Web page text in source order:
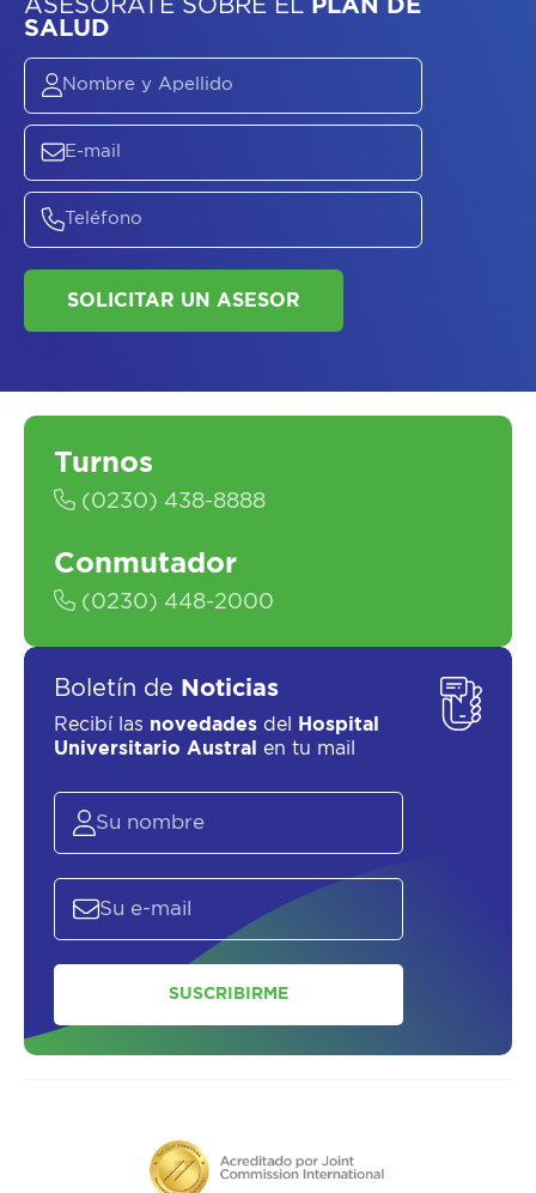
ASESORATE SOBRE
SALUD
SOLICITAR UN ASESOR
Turnos
(0230) 438-8888
Conmutador
(0230) 448-2000
Boletín de Noticias
Recibí las novedades del
Hospital
Universitario Austral
en tu mail
SUSCRIBIRME